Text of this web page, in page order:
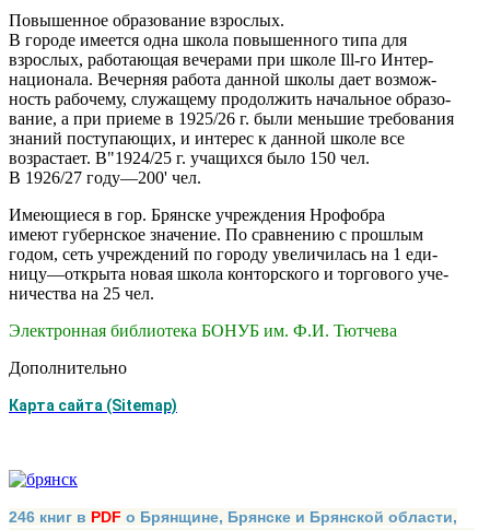
Повышенное образование взрослых.
В городе имеется одна школа повышенного типа для
взрослых, работающая вечерами при школе Ill-го Интер-
национала. Вечерняя работа данной школы дает возмож-
ность рабочему, служащему продолжить начальное образо-
вание, а при приеме в 1925/26 г. были меньшие требования
знаний поступающих, и интерес к данной школе все
возрастает. В"1924/25 г. учащихся было 150 чел.
В 1926/27 году—200' чел.
Имеющиеся в гор. Брянске учреждения Нрофобра
имеют губернское значение. По сравнению с прошлым
годом, сеть учреждений по городу увеличилась на 1 еди-
ницу—открыта новая школа конторского и торгового уче-
ничества на 25 чел.
Электронная библиотека БОНУБ им. Ф.И. Тютчева
Дополнительно
Карта сайта (Sitemap)
246 книг в PDF о Брянщине, Брянске и Брянской области,